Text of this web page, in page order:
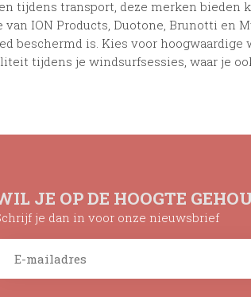
tijdens transport, deze merken
ION Products, Duotone, Brunotti en
beschermd is. Kies voor hoogwaardige
tijdens je windsurfsessies, waar je
JE OP DE HOOGTE
je dan in voor onze nieuwsbrief